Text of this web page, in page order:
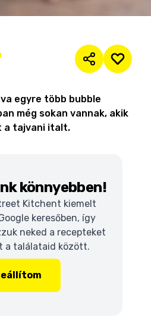
egyre több bubble
még sokan vannak, akik
a tajvani italt.
könnyebben!
Kitchent kiemelt
keresőben, így
neked a recepteket
a találataid között.